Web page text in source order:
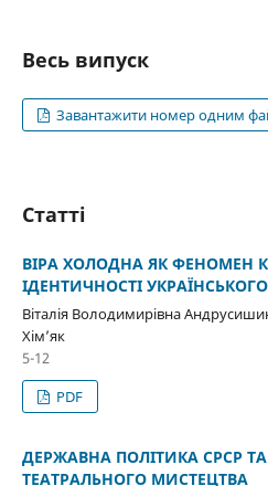
Весь випуск
Завантажити номер одним
Статті
ВІРА ХОЛОДНА ЯК ФЕНОМЕН
ІДЕНТИЧНОСТІ
Віталія Володимирівна
Хім’як
5-12
PDF
ДЕРЖАВНА ПОЛІТИКА СРСР ТА
ТЕАТРАЛЬНОГО МИСТЕЦТВА